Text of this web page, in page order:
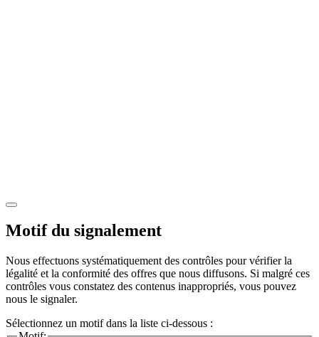
Motif du signalement
Nous effectuons systématiquement des contrôles pour vérifier la
légalité et la conformité des offres que nous diffusons. Si malgré ces
contrôles vous constatez des contenus inappropriés, vous pouvez
nous le signaler.
Sélectionnez un motif dans la liste ci-dessous :